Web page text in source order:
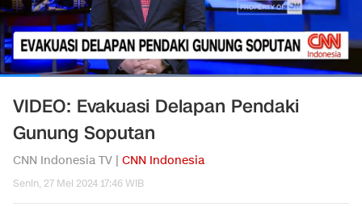
VIDEO: Evakuasi Delapan Pendaki
Gunung Soputan
CNN Indonesia TV | CNN Indonesia
Senin, 27 Mei 2024 17:46 WIB